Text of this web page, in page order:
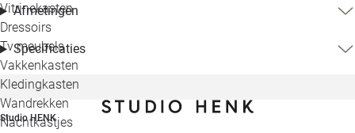
Vitrinekasten
Dressoirs
Tv meubels
Vakkenkasten
Kledingkasten
Wandrekken
Nachtkastjes
Afmetingen
Specificaties
Studio HENK